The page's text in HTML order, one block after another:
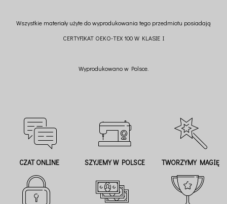
Wszystkie materiały użyte do wyprodukowania tego przedmiotu posiadają
CERTYFIKAT OEKO-TEX 100 W KLASIE I
Wyprodukowano w Polsce.
CZAT ONLINE SZYJEMY W POLSCE TWORZYMY MAGIĘ